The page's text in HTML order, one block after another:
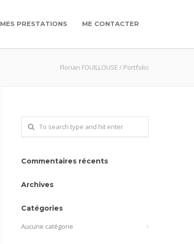
MES PRESTATIONS ME CONTACTER
Florian FOUILLOUSE / Portfolio
Commentaires récents
Archives
Catégories
Aucune catégorie